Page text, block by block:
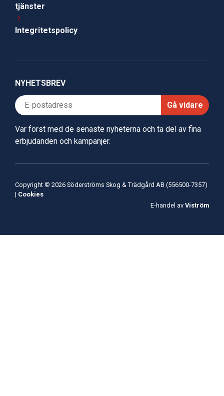
tjänster
Integritetspolicy
NYHETSBREV
Gå vidare
Var först med de senaste nyheterna och ta del av fina
erbjudanden och kampanjer.
Copyright © 2026 Söderströms Skog & Trädgård AB (556500-7357)
| Cookies
E-handel av Viström